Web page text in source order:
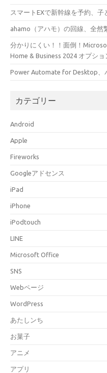
スマートEXで新幹線を予約、
ahamo（アハモ）の回線、全然
分かりにくい！！面倒！
Home & Business 2024 オプショ
Power Automate for Desktop、
カテゴリー
Android
Apple
Fireworks
Googleアドセンス
iPad
iPhone
iPodtouch
LINE
Microsoft Office
SNS
Webページ
WordPress
あたしンち
お菓子
アニメ
アプリ